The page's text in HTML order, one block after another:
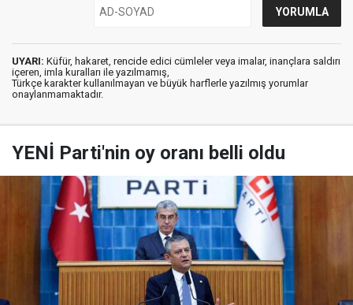
UYARI: Küfür, hakaret, rencide edici cümleler veya imalar, inançlara saldırı
içeren, imla kuralları ile yazılmamış,
Türkçe karakter kullanılmayan ve büyük harflerle yazılmış yorumlar
onaylanmamaktadır.
YENİ Parti'nin oy oranı belli oldu